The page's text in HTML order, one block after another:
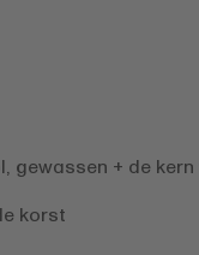
gewassen + de
korst